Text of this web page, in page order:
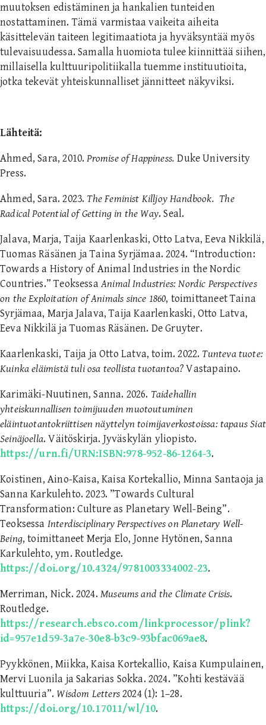
muutoksen edistäminen ja hankalien tunteiden
nostattaminen. Tämä varmistaa vaikeita aiheita
käsittelevän taiteen legitimaatiota ja hyväksyntää myös
tulevaisuudessa. Samalla huomiota tulee kiinnittää siihen,
millaisella kulttuuripolitiikalla tuemme instituutioita,
jotka tekevät yhteiskunnalliset jännitteet näkyviksi.
Lähteitä:
Ahmed, Sara, 2010.Promise of Happiness.Duke University
Press.
Ahmed, Sara. 2023. The Feminist Killjoy Handbook. The
Radical Potential of Getting in the Way. Seal.
Jalava, Marja, Taija Kaarlenkaski, Otto Latva, Eeva Nikkilä,
Tuomas Räsänen ja Taina Syrjämaa. 2024. “Introduction:
Towards a History of Animal Industries in the Nordic
Countries.” TeoksessaAnimal Industries: Nordic Perspectives
on the Exploitation of Animals since 1860, toimittaneet Taina
Syrjämaa, Marja Jalava, Taija Kaarlenkaski, Otto Latva,
Eeva Nikkilä ja Tuomas Räsänen. De Gruyter.
Kaarlenkaski, Taija ja Otto Latva, toim. 2022. Tunteva tuote:
Kuinka eläimistä tuli osa teollista tuotantoa?Vastapaino.
Karimäki-Nuutinen, Sanna. 2026. Taidehallin
yhteiskunnallisen toimijuuden muotoutuminen
eläintuotantokriittisen näyttelyn toimijaverkostoissa: tapaus Siat
Seinäjoella. Väitöskirja. Jyväskylän yliopisto.
https://urn.fi/URN:ISBN:978-952-86-1264-3.
Koistinen, Aino-Kaisa, Kaisa Kortekallio, Minna Santaoja ja
Sanna Karkulehto. 2023. ”Towards Cultural
Transformation: Culture as Planetary Well-Being”.
Teoksessa Interdisciplinary Perspectives on Planetary Well-
Being, toimittaneet Merja Elo, Jonne Hytönen, Sanna
Karkulehto, ym. Routledge.
https://doi.org/10.4324/9781003334002-23.
Merriman, Nick. 2024. Museums and the Climate Crisis.
Routledge.
https://research.ebsco.com/linkprocessor/plink?
id=957e1d59-3a7e-30e8-b3c9-93bfac069ae8.
Pyykkönen, Miikka, Kaisa Kortekallio, Kaisa Kumpulainen,
Mervi Luonila ja Sakarias Sokka. 2024. ”Kohti kestävää
kulttuuria”. Wisdom Letters2024 (1): 1–28.
https://doi.org/10.17011/wl/10.